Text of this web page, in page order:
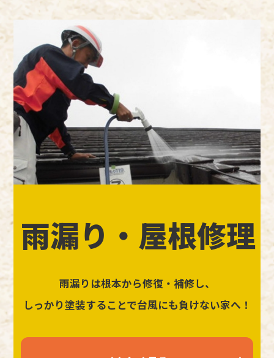
雨漏り・屋根修理
雨漏りは根本から修復・補修し、
しっかり塗装することで台風にも負けない家へ！